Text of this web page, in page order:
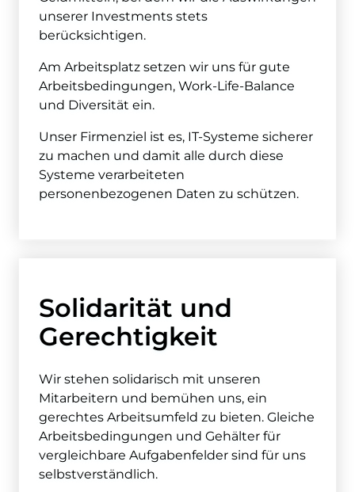
unserer Investments stets
berücksichtigen.
Am Arbeitsplatz setzen wir uns für gute
Arbeitsbedingungen, Work-Life-Balance
und Diversität ein.
Unser Firmenziel ist es, IT-Systeme sicherer
zu machen und damit alle durch diese
Systeme verarbeiteten
personenbezogenen Daten zu schützen.
Solidarität und
Gerechtigkeit
Wir stehen solidarisch mit unseren
Mitarbeitern und bemühen uns, ein
gerechtes Arbeitsumfeld zu bieten. Gleiche
Arbeitsbedingungen und Gehälter für
vergleichbare Aufgabenfelder sind für uns
selbstverständlich.